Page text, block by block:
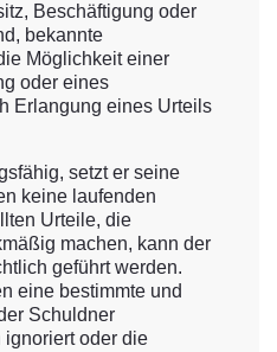
Beschäftigung oder
bekannte
Möglichkeit einer
oder eines
Erlangung eines Urteils
setzt er seine
keine laufenden
Urteile, die
machen, kann der
geführt werden.
eine bestimmte und
Schuldner
oder die